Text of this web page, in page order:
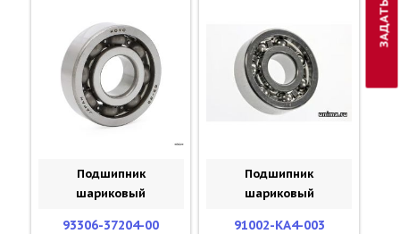
Подшипник
шариковый
93306-37204-00
Подшипник
шариковый
91002-KA4-003